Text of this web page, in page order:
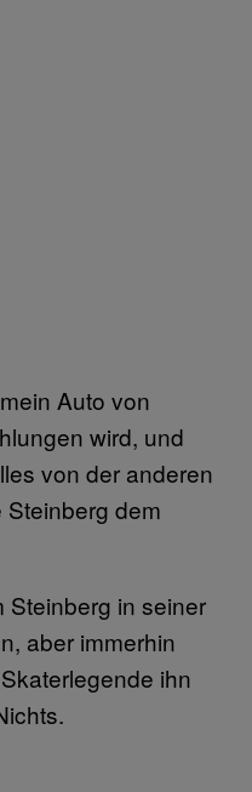
Auto von
wird, und
von der anderen
Steinberg dem
Steinberg in seiner
aber immerhin
ihn